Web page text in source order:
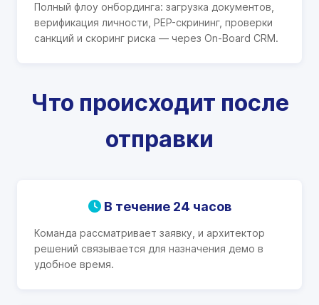
Полный флоу онбординга: загрузка документов,
верификация личности, PEP-скрининг, проверки
санкций и скоринг риска — через On-Board CRM.
Что происходит после
отправки
В течение 24 часов
Команда рассматривает заявку, и архитектор
решений связывается для назначения демо в
удобное время.